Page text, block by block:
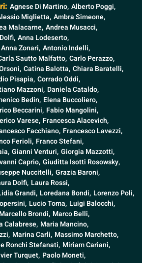
Agnese Di Martino, Alberto Poggi,
Miglietta, Ambra Simeone,
Malacarne, Andrea Musacci,
Anna Lodeserto,
Anna Zonari, Antonio Indelli,
Sautto Malfatto, Carlo Perazzo,
Catina Balotta, Chiara Baratelli,
Pisapia, Corrado Oddi,
Mazzoni, Daniela Cataldo,
Bedin, Elena Buccoliero,
Beccarini, Fabio Mangolini,
Varese, Francesca Alacevich,
Facchiano, Francesco Lavezzi,
Ferioli, Franco Stefani,
Gianni Venturi, Giorgia Mazzotti,
Caprio, Giuditta Isotti Rosowsky,
Nuccitelli, Grazia Baroni,
Dolfi, Laura Rossi,
Grandi, Loredana Bondi, Lorenzo Poli,
Lucio Toma, Luigi Balocchi,
Marcello Brondi, Marco Belli,
Calabrese, Maria Mancino,
Marina Carli, Massimo Marchetto,
Ronchi Stefanati, Miriam Cariani,
Turquet, Paolo Moneti,